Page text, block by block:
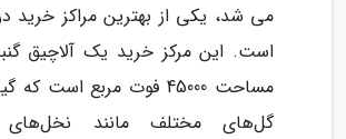
می شد، یکی از بهترین مراکز خرید
است. این مرکز خرید یک آلاچیق
مساحت 45000
فوت مربع است که
گل‌های مختلف مانند